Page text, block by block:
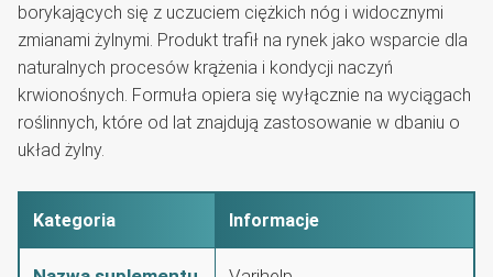
borykających się z uczuciem ciężkich nóg i widocznymi
zmianami żylnymi. Produkt trafił na rynek jako wsparcie dla
naturalnych procesów krążenia i kondycji naczyń
krwionośnych. Formuła opiera się wyłącznie na wyciągach
roślinnych, które od lat znajdują zastosowanie w dbaniu o
układ żylny.
Kategoria Informacje